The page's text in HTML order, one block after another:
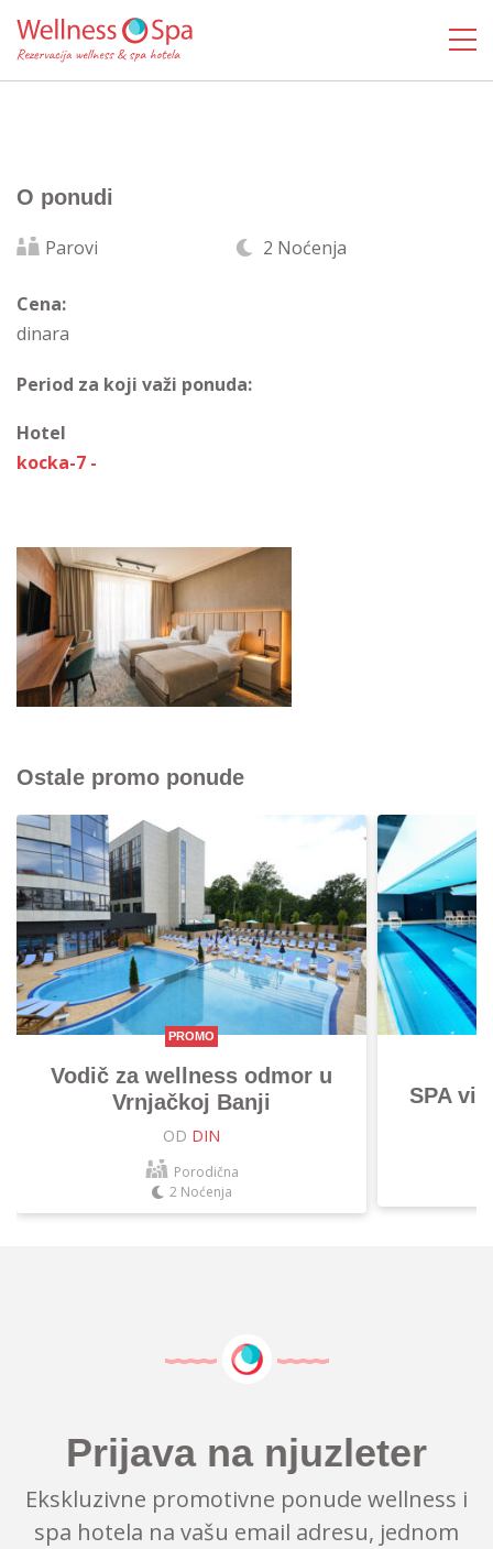
O ponudi
Parovi 2 Noćenja
Cena:
dinara
Period za koji važi ponuda:
Hotel
kocka-7 -
Ostale promo ponude
PROMO
Vodič za wellness odmor u
Vrnjačkoj Banji
OD DIN
Porodična
2 Noćenja
SPA
Prijava na njuzleter
Ekskluzivne promotivne ponude wellness i
spa hotela na vašu email adresu, jednom